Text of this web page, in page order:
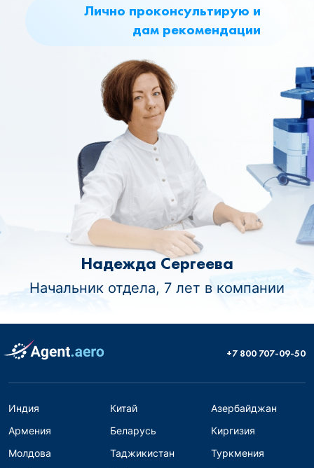
Лично проконсультирую и
дам рекомендации
Надежда Сергеева
Начальник отдела, 7 лет в компании
+7 800 707-09-50
Индия Китай
Азербайджан
Армения
Беларусь
Киргизия
Молдова
Таджикистан
Туркмения